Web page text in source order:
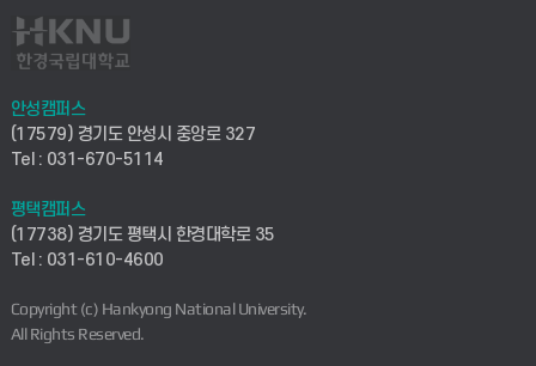
사회안전시스템공학부
컴퓨터응용수학부
ICT로봇기계공학부
전자전기공학부
디자인건축융합학부
사이버캠퍼스(전문학사 및 전공심화)
시설바로처리서비스
연구실안전관리시스템
산학연구관리시스템
찾아오시는길(평택)
산학협력단
취업지원센터
창업지원센터
현장실습지원센터
안성캠퍼스
(17579) 경기도 안성시 중앙로 327
Tel : 031-670-5114
평택캠퍼스
(17738) 경기도 평택시 한경대학로 35
Tel : 031-610-4600
Copyright (c) Hankyong National University.
All Rights Reserved.